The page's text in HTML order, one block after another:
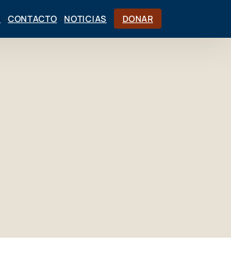
CONTACTO NOTICIAS DONAR